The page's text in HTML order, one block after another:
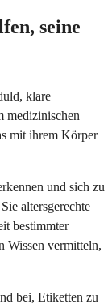
seine
klare
medizinischen
mit ihrem Körper
und sich zu
altersgerechte
bestimmter
Wissen vermitteln,
bei, Etiketten zu